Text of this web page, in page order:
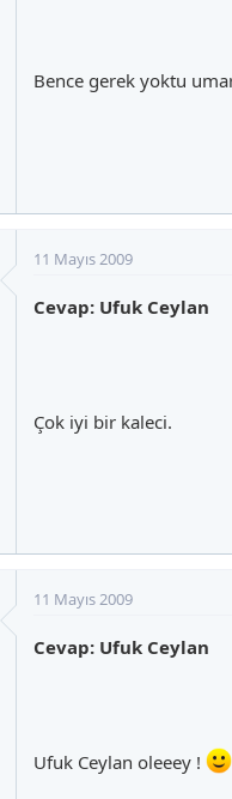
Bence gerek yoktu
11 Mayıs 2009
Cevap: Ufuk Ceylan
Çok iyi bir kaleci.
11 Mayıs 2009
Cevap: Ufuk Ceylan
Ufuk Ceylan oleeey !